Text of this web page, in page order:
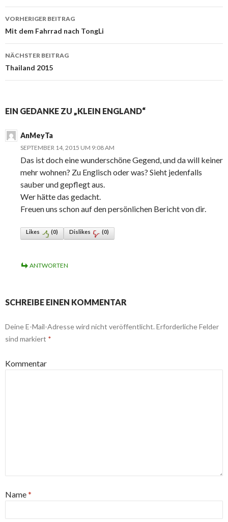
Beitrags-
Navigation
VORHERIGER BEITRAG
Mit dem Fahrrad nach TongLi
NÄCHSTER BEITRAG
Thailand 2015
EIN GEDANKE ZU „KLEIN ENGLAND“
AnMeyTa
SEPTEMBER 14, 2015 UM 9:08 AM
Das ist doch eine wunderschöne Gegend, und da will keiner
mehr wohnen? Zu Englisch oder was? Sieht jedenfalls
sauber und gepflegt aus.
Wer hätte das gedacht.
Freuen uns schon auf den persönlichen Bericht von dir.
Likes (0) Dislikes (0)
ANTWORTEN
SCHREIBE EINEN KOMMENTAR
Deine E-Mail-Adresse wird nicht veröffentlicht. Erforderliche Felder
sind markiert *
Kommentar
Name*